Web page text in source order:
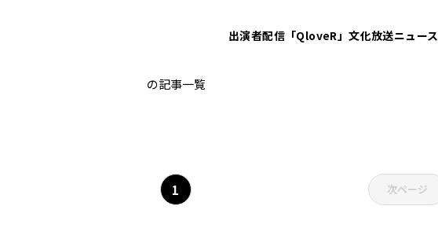
出演者配信「QloveR」文化放送ニュース
シャインポスト
の記事一覧
1 次ページ